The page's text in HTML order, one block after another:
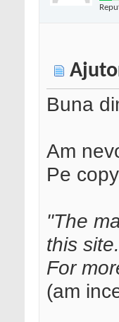
Buna
Am
Pe
"The
this site.
For
(am